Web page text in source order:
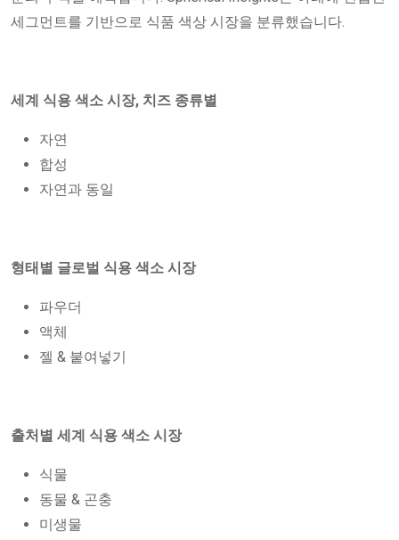
세그먼트를 기반으로 식품 색상 시장을 분류했습니다.
세계 식용 색소 시장, 치즈 종류별
자연
합성
자연과 동일
형태별 글로벌 식용 색소 시장
파우더
액체
젤 & 붙여넣기
출처별 세계 식용 색소 시장
식물
동물 & 곤충
미생물